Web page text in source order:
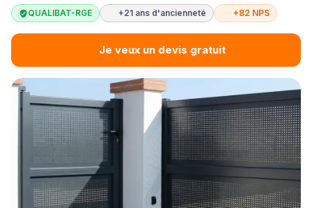
QUALIBAT-RGE +21 ans d'ancienneté +82 NPS
Je veux un devis gratuit